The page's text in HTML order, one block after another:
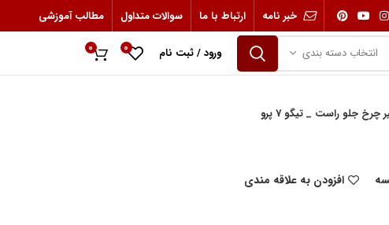
خبر نامه ارتباط با ما سوالات متداول
مطالب آموزشی
انتخاب دسته بندی ورود / ثبت نام 0
0
چرخ جلو راست _ تیگو 7 پرو
افزودن به علاقه مندی